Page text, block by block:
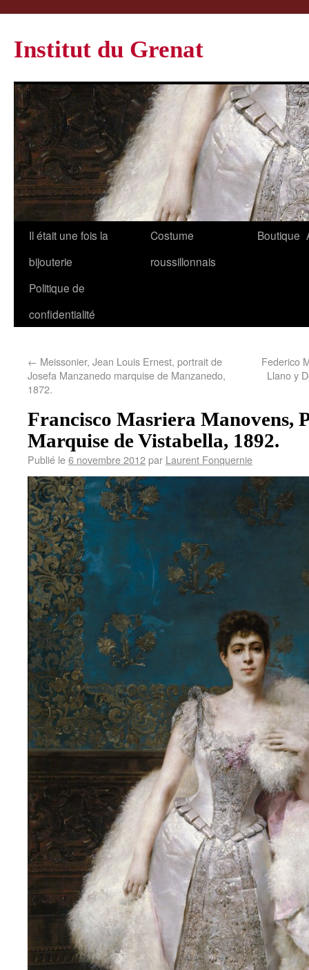
Institut du Grenat
Il était une fois la
bijouterie
Costume
roussillonnais
Boutique
Politique de
confidentialité
← Meissonier, Jean Louis Ernest, portrait de
Josefa Manzanedo marquise de Manzanedo,
1872.
Federico
Llano y
Francisco Masriera Manovens,
Marquise de Vistabella, 1892.
Publié le6 novembre 2012par Laurent Fonquernie